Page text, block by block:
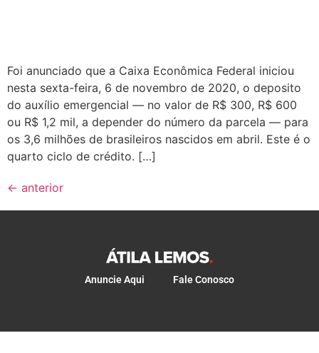
Foi anunciado que a Caixa Econômica Federal iniciou
nesta sexta-feira, 6 de novembro de 2020, o deposito
do auxílio emergencial — no valor de R$ 300, R$ 600
ou R$ 1,2 mil, a depender do número da parcela — para
os 3,6 milhões de brasileiros nascidos em abril. Este é o
quarto ciclo de crédito. […]
← anterior
Anuncie Aqui Fale Conosco